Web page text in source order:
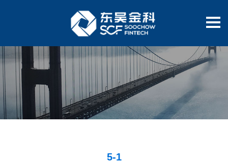
5-1